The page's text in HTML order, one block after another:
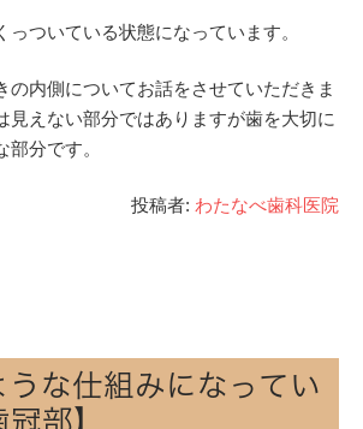
っついている状態になっています。
の内側についてお話をさせていただきま
見えない部分ではありますが歯を大切に
分です。
投稿者: わたなべ歯科医院
うな仕組みになってい
部】